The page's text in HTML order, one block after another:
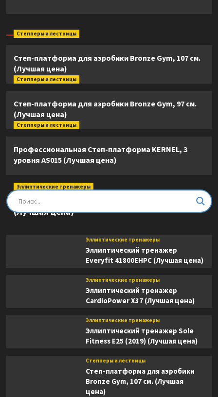
Степперы и лестницы
Степ-платформа для аэробики Bronze Gym, 107 см.
(Лучшая цена)
Степперы и лестницы
Степ-платформа для аэробики Bronze Gym, 97 см.
(Лучшая цена)
Степперы и лестницы
Профессиональная Степ-платформа KERNEL, 3
уровня AS015 (Лучшая цена)
Эллиптические тренажеры
Эллиптический тренажер DFC E8745T
(Лучшая цена)
Эллиптические тренажеры
Эллиптический тренажер
Everyfit 41800EHPC (Лучшая цена)
Эллиптические тренажеры
Эллиптический тренажер
CardioPower X37 (Лучшая цена)
Эллиптические тренажеры
Эллиптический тренажер Sole
Fitness E25 (2019) (Лучшая цена)
Степперы и лестницы
Степ-платформа для аэробики
Bronze Gym, 107 см. (Лучшая
цена)